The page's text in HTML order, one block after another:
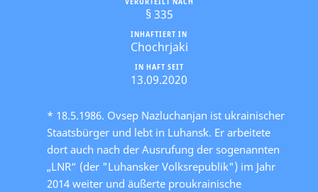
IN HAFT SEIT
13.09.2020
INHAFTIERT IN
Chochrjaki
§ 335
* 18.5.1986. Ovsep Nazluchanjan ist ukrainischer
Staatsbürger und lebt in Luhansʹk. Er arbeitete
dort auch nach der Ausrufung der sogenannten
„LNR“ (der "Luhansker Volksrepublik") im Jahr
2014 weiter und äußerte proukrainische